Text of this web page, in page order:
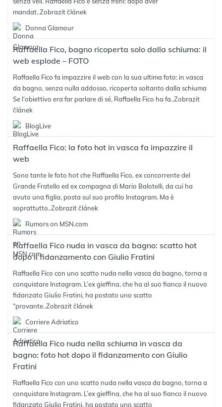
mandat..Zobrazit článek
Donna Glamour
Raffaella Fico, bagno ricoperta solo dalla schiuma: il
web esplode – FOTO
Raffaella Fico fa impazzire il web con la sua ultima foto: in vasca
da bagno, senza nulla addosso, ricoperta soltanto dalla schiuma
Se l’obiettivo era far parlare di sé, Raffaella Fico ha fa..Zobrazit
článek
BlogLive
Raffaella Fico: la foto hot in vasca fa impazzire il
web
Sono tante le foto hot che Raffaella Fico, ex concorrente del
Grande Fratello ed ex compagna di Mario Balotelli, da cui ha
avuto una figlia, posta sul suo profilo Instagram. Ma è
soprattutto..Zobrazit článek
Rumors on MSN.com
Raffaella Fico nuda in vasca da bagno: scatto hot
dopo il fidanzamento con Giulio Fratini
Raffaella Fico con uno scatto nuda nella vasca da bagno, torna a
conquistare Instagram. L’ex gieffina, che ha al suo fianco il nuovo
fidanzato Giulio Fratini, ha postato uno scatto
“provante..Zobrazit článek
Corriere Adriatico
Raffaella Fico nuda nella schiuma in vasca da
bagno: foto hot dopo il fidanzamento con Giulio
Fratini
Raffaella Fico con uno scatto nuda nella vasca da bagno, torna a
conquistare Instagram. L’ex gieffina, che ha al suo fianco il nuovo
fidanzato Giulio Fratini, ha postato uno scatto